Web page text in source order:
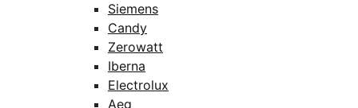
Siemens
Candy
Zerowatt
Iberna
Electrolux
Aeg